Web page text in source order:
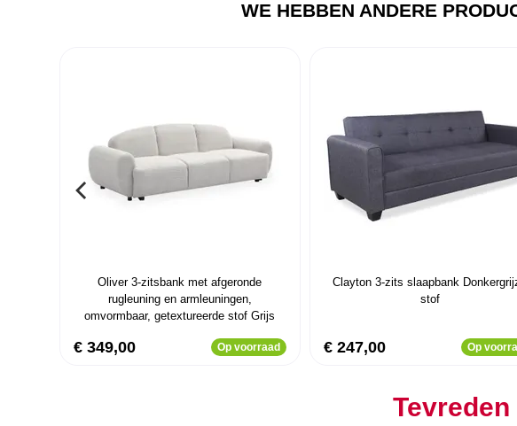
WE HEBBEN ANDERE
Oliver 3-zitsbank met afgeronde
rugleuning en armleuningen,
omvormbaar, getextureerde stof Grijs
€ 349,00 Op voorraad
Clayton 3-zits slaapbank
stof
€ 247,00 Op